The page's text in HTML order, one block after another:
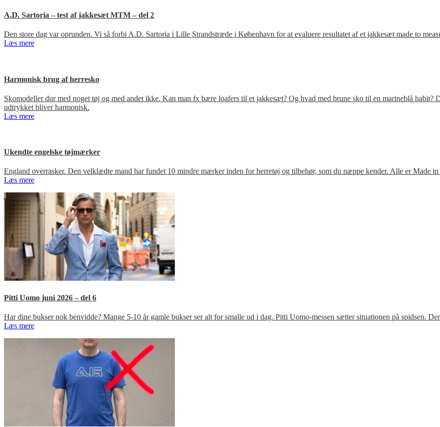
A.D. Sartoria – test af jakkesæt MTM – del 2
Den store dag var oprunden. Vi så forbi A.D. Sartoria i Lille Strandstræde i København for at evaluere resultatet af et jakkesæt made to
Læs mere
Harmonisk brug af herresko
Skomodeller dur med noget tøj og med andet ikke. Kan man fx bære loafers til et jakkesæt? Og hvad med brune sko til en marineblå
udtrykket bliver harmonisk.
Læs mere
Ukendte engelske tøjmærker
England overrasker. Den velklædte mand har fundet 10 mindre mærker inden for herretøj og tilbehør, som du næppe kender. Alle er Made
Læs mere
Pitti Uomo juni 2026 – del 6
Har dine bukser nok benvidde? Mange 5-10 år gamle bukser ser alt for smalle ud i dag. Pitti Uomo-messen sætter situationen på spidsen.
Læs mere